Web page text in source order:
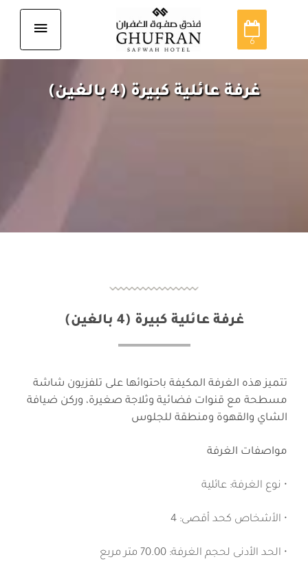
6
غرفة عائلية كبيرة (4 بالغين)
غرفة عائلية كبيرة (4 بالغين)
تتميز هذه الغرفة المكيفة باحتوائها على تلفزيون شاشة
مسطحة مع قنوات فضائية وثلاجة صغيرة، وركن ضيافة
الشاي والقهوة ومنطقة للجلوس
مواصفات الغرفة
• نوع الغرفة: عائلية
• الأشخاص كحد أقصى: 4
• الحد الأدنى لحجم الغرفة: 70.00 متر مربع